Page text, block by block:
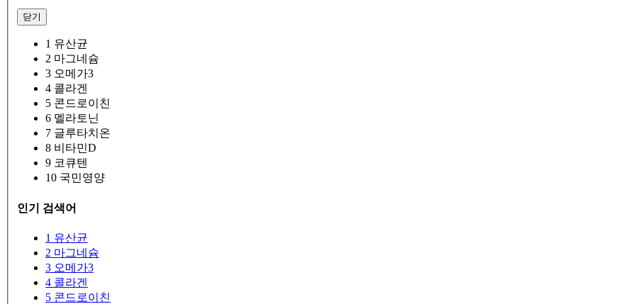
닫기
1 유산균
2 마그네슘
3 오메가3
4 콜라겐
5 콘드로이친
6 멜라토닌
7 글루타치온
8 비타민D
9 코큐텐
10 국민영양
인기 검색어
1 유산균
2 마그네슘
3 오메가3
4 콜라겐
5 콘드로이친